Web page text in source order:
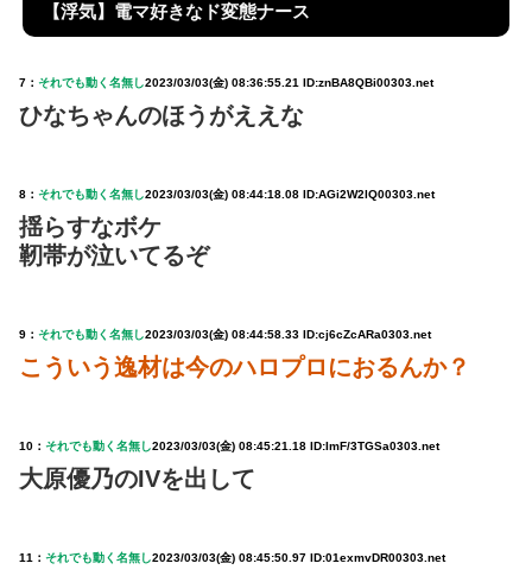
【浮気】電マ好きなド変態ナース
7： それでも動く名無し2023/03/03(金) 08:36:55.21 ID:znBA8QBi00303.net
ひなちゃんのほうがええな
8： それでも動く名無し2023/03/03(金) 08:44:18.08 ID:AGi2W2lQ00303.net
揺らすなボケ
靭帯が泣いてるぞ
9： それでも動く名無し2023/03/03(金) 08:44:58.33 ID:cj6cZcARa0303.net
こういう逸材は今のハロプロにおるんか？
10： それでも動く名無し2023/03/03(金) 08:45:21.18 ID:ImF/3TGSa0303.net
大原優乃のIVを出して
11： それでも動く名無し2023/03/03(金) 08:45:50.97 ID:01exmvDR00303.net